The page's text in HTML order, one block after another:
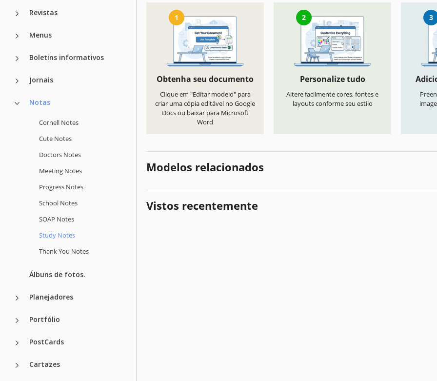
Revistas
Menus
Boletins informativos
Jornais
Notas
Cornell Notes
Cute Notes
Doctors Notes
Meeting Notes
Progress Notes
School Notes
SOAP Notes
Study Notes
Thank You Notes
Álbuns de fotos.
Planejadores
Portfólio
PostCards
Cartazes
1
Obtenha seu documento
Clique em "Editar modelo" para
criar uma cópia editável no Google
Docs ou baixar para Microsoft
Word
2
Personalize tudo
Altere facilmente cores, fontes e
layouts conforme seu estilo
3
Modelos relacionados
Vistos recentemente